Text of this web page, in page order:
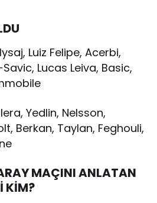
Luiz Felipe, Acerbi,
Lucas Leiva, Basic,
Yedlin, Nelsson,
Berkan, Taylan, Feghouli,
MAÇINI ANLATAN
KİM?